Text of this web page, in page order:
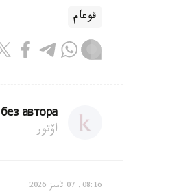
قوعام
без автора
اۆتور
08:16, 07 تامىز 2026